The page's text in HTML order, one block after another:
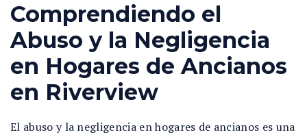
Comprendiendo el
Abuso y la Negligencia
en Hogares de Ancianos
en Riverview
El abuso y la negligencia en hogares de ancianos es una